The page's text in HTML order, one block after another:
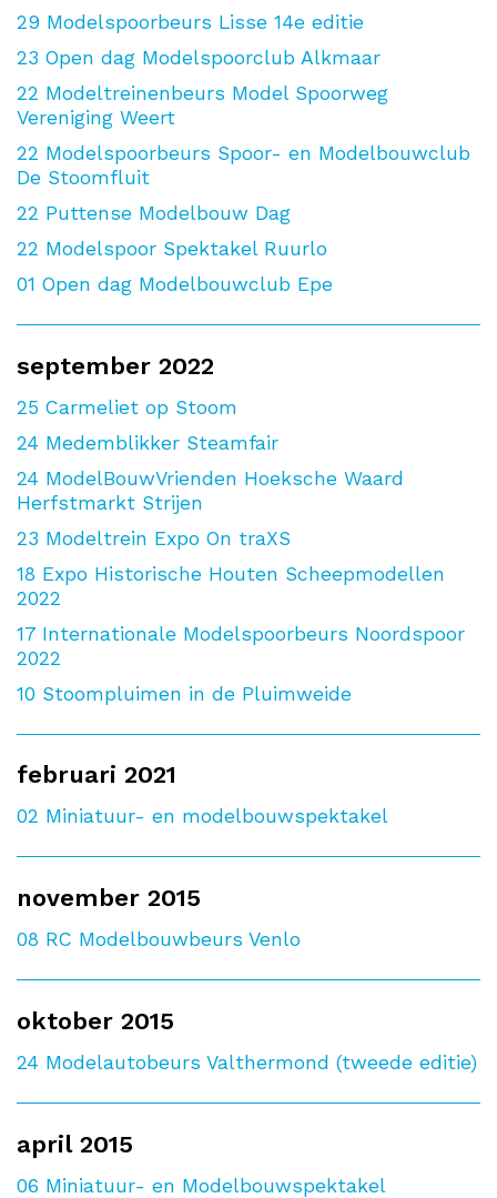
29 Modelspoorbeurs Lisse 14e editie
23 Open dag Modelspoorclub Alkmaar
22 Modeltreinenbeurs Model Spoorweg
Vereniging Weert
22 Modelspoorbeurs Spoor- en Modelbouwclub
De Stoomfluit
22 Puttense Modelbouw Dag
22 Modelspoor Spektakel Ruurlo
01 Open dag Modelbouwclub Epe
september 2022
25 Carmeliet op Stoom
24 Medemblikker Steamfair
24 ModelBouwVrienden Hoeksche Waard
Herfstmarkt Strijen
23 Modeltrein Expo On traXS
18 Expo Historische Houten Scheepmodellen
2022
17 Internationale Modelspoorbeurs Noordspoor
2022
10 Stoompluimen in de Pluimweide
februari 2021
02 Miniatuur- en modelbouwspektakel
november 2015
08 RC Modelbouwbeurs Venlo
oktober 2015
24 Modelautobeurs Valthermond (tweede editie)
april 2015
06 Miniatuur- en Modelbouwspektakel